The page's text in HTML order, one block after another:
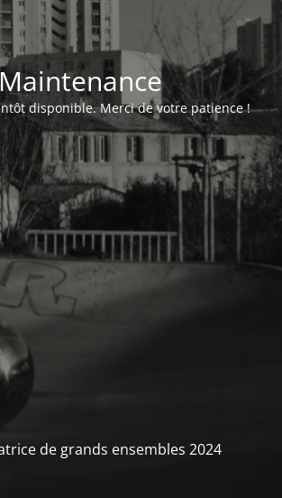
Maintenance
disponible. Merci de votre patience !
de grands ensembles 2024